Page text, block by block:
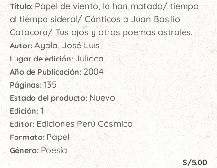
Título: Papel de viento, lo han matado/ tiempo
al tiempo sideral/ Cánticos a Juan Basilio
Catacora/ Tus ojos y otros poemas astrales.
Autor: Ayala, José Luis
Lugar de edición: Juliaca
Año de Publicación: 2004
Páginas: 135
Estado del producto: Nuevo
Edición: 1
Editor: Ediciones Perú Cósmico
Formato: Papel
Género: Poesía
S/5.00